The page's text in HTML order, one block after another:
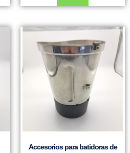
Accesorios para batidoras de